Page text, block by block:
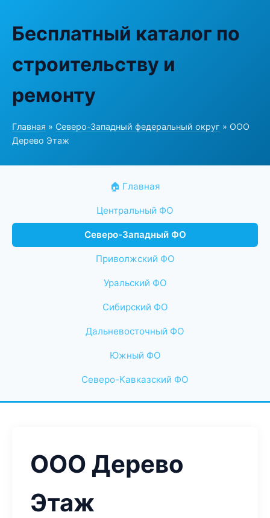
Бесплатный каталог по
строительству и
ремонту
Главная » Северо-Западный федеральный округ » ООО
Дерево Этаж
🏠 Главная
Центральный ФО
Северо-Западный ФО
Приволжский ФО
Уральский ФО
Сибирский ФО
Дальневосточный ФО
Южный ФО
Северо-Кавказский ФО
ООО Дерево
Этаж